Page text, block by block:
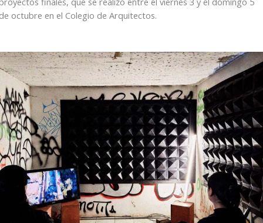
octubre en el Colegio de Arquitectos.